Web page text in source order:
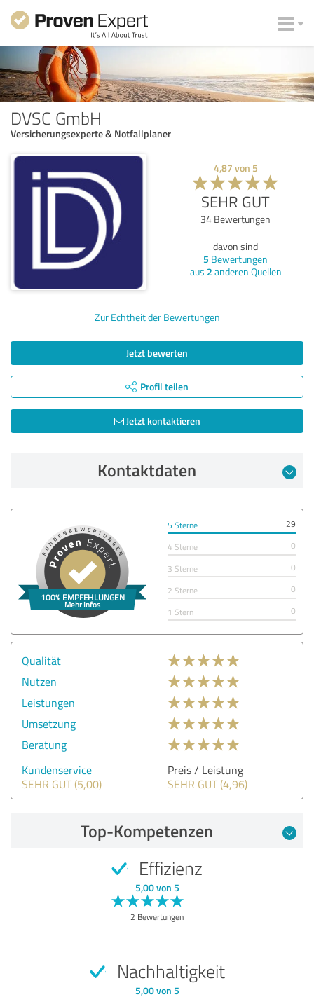
DVSC GmbH
Versicherungsexperte & Notfallplaner
4,87 von 5
SEHR GUT
34 Bewertungen
davon sind
5 Bewertungen
aus 2 anderen Quellen
Zur Echtheit der Bewertungen
Jetzt bewerten
Profil teilen
Jetzt kontaktieren
Kontaktdaten
5 Sterne
29
4 Sterne
0
3 Sterne
0
2 Sterne
0
1 Stern
0
Qualität
Nutzen
Leistungen
Umsetzung
Beratung
Kundenservice
SEHR GUT (5,00)
Preis / Leistung
SEHR GUT (4,96)
Top-Kompetenzen
Effizienz
5,00 von 5
2 Bewertungen
Nachhaltigkeit
5,00 von 5